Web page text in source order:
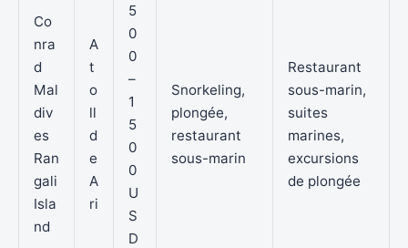
Co
nra
d
Mal
div
es
Ran
gali
Isla
nd
A
t
o
ll
d
e
A
ri
5
0
0
–
1
5
0
0
U
S
D
Snorkeling,
plongée,
restaurant
sous-marin
Restaurant
sous-marin,
suites
marines,
excursions
de plongée